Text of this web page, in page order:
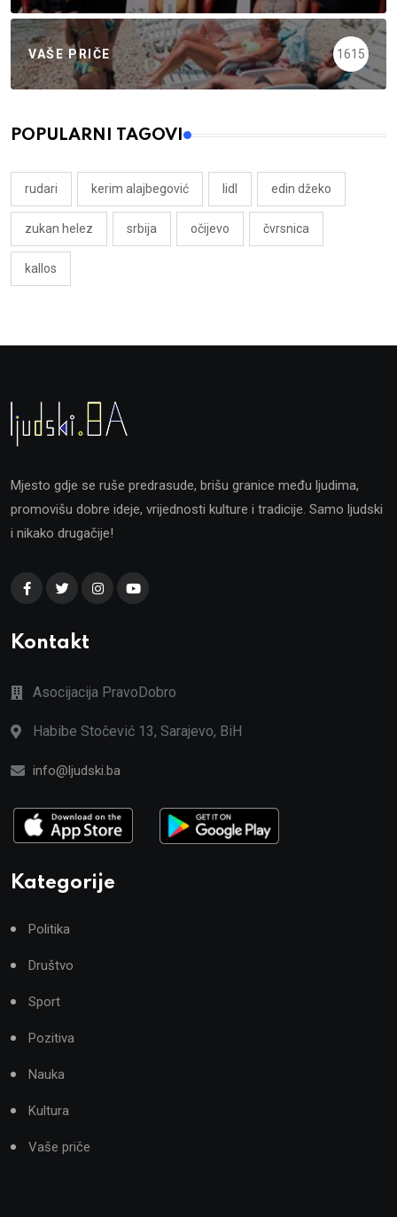
VAŠE PRIČE 1615
POPULARNI TAGOVI
rudari kerim alajbegović lidl edin džeko
zukan helez srbija očijevo čvrsnica
kallos
Mjesto gdje se ruše predrasude, brišu granice među ljudima,
promovišu dobre ideje, vrijednosti kulture i tradicije. Samo ljudski
i nikako drugačije!
Kontakt
Asocijacija PravoDobro
Habibe Stočević 13, Sarajevo, BiH
info@ljudski.ba
Kategorije
Politika
Društvo
Sport
Pozitiva
Nauka
Kultura
Vaše priče